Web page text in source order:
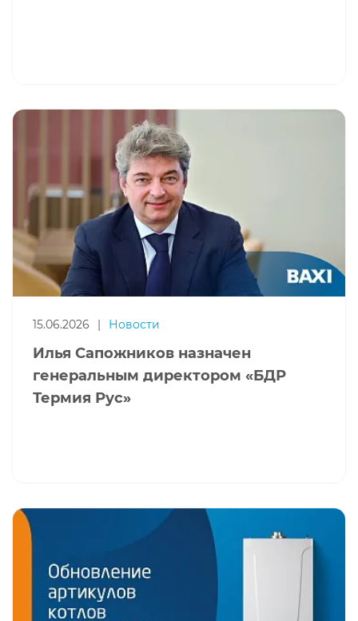
15.06.2026 | Новости
Илья Сапожников назначен
генеральным директором «БДР
Термия Рус»